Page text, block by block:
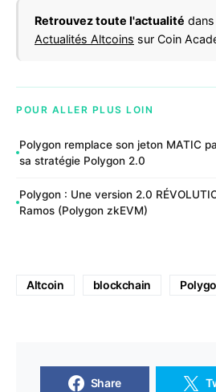
Retrouvez toute l'actualité
Actualités Altcoins sur Coin
POUR ALLER PLUS LOIN
Polygon remplace son jeton MATIC
sa stratégie Polygon 2.0
Polygon : Une version 2.0
Ramos (Polygon zkEVM)
Altcoin blockchain
Share